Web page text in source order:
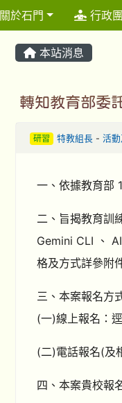
關於石門 行政
本站消息
轉知教育部委
研習 特教組長- 活
一、依據教育部
二、旨揭教育訓
Gemini CLI 、
格及方式詳參附
三、本案報名方
(一)線上報名：
(二)電話報名(及
四、本案貴校報